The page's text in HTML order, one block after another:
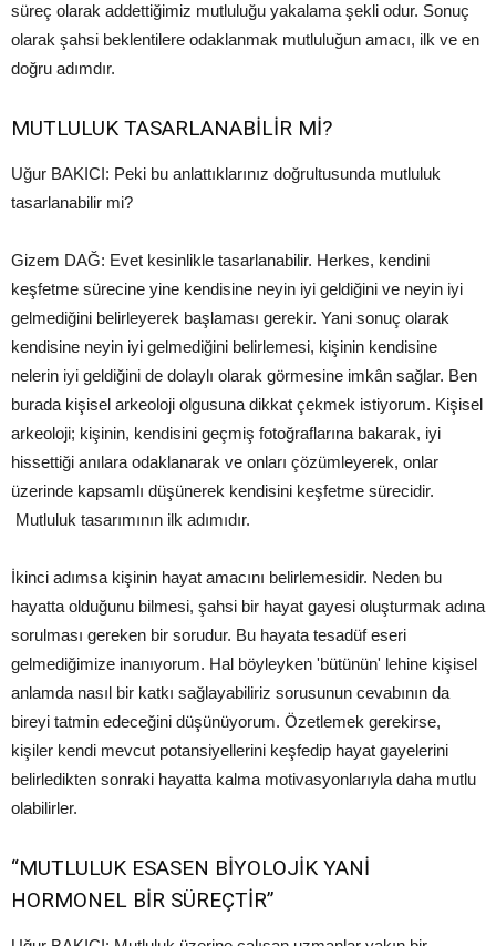
süreç olarak addettiğimiz mutluluğu yakalama şekli odur. Sonuç
olarak şahsi beklentilere odaklanmak mutluluğun amacı, ilk ve en
doğru adımdır.
MUTLULUK TASARLANABİLİR Mİ?
Uğur BAKICI: Peki bu anlattıklarınız doğrultusunda mutluluk
tasarlanabilir mi?
Gizem DAĞ: Evet kesinlikle tasarlanabilir. Herkes, kendini
keşfetme sürecine yine kendisine neyin iyi geldiğini ve neyin iyi
gelmediğini belirleyerek başlaması gerekir. Yani sonuç olarak
kendisine neyin iyi gelmediğini belirlemesi, kişinin kendisine
nelerin iyi geldiğini de dolaylı olarak görmesine imkân sağlar. Ben
burada kişisel arkeoloji olgusuna dikkat çekmek istiyorum. Kişisel
arkeoloji; kişinin, kendisini geçmiş fotoğraflarına bakarak, iyi
hissettiği anılara odaklanarak ve onları çözümleyerek, onlar
üzerinde kapsamlı düşünerek kendisini keşfetme sürecidir.
Mutluluk tasarımının ilk adımıdır.
İkinci adımsa kişinin hayat amacını belirlemesidir. Neden bu
hayatta olduğunu bilmesi, şahsi bir hayat gayesi oluşturmak adına
sorulması gereken bir sorudur. Bu hayata tesadüf eseri
gelmediğimize inanıyorum. Hal böyleyken 'bütünün' lehine kişisel
anlamda nasıl bir katkı sağlayabiliriz sorusunun cevabının da
bireyi tatmin edeceğini düşünüyorum. Özetlemek gerekirse,
kişiler kendi mevcut potansiyellerini keşfedip hayat gayelerini
belirledikten sonraki hayatta kalma motivasyonlarıyla daha mutlu
olabilirler.
“MUTLULUK ESASEN BİYOLOJİK YANİ
HORMONEL BİR SÜREÇTİR”